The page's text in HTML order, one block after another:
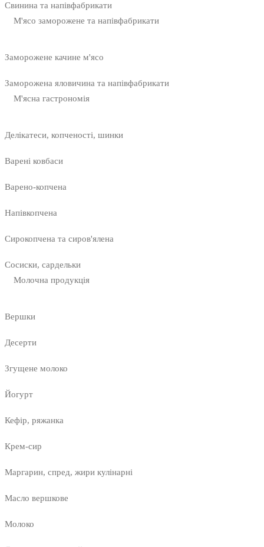
Свинина та напівфабрикати
М'ясо заморожене та напівфабрикати
Заморожене качине м'ясо
Заморожена яловичина та напівфабрикати
М'ясна гастрономія
Делікатеси, копченості, шинки
Варені ковбаси
Варено-копчена
Напівкопчена
Сирокопчена та сиров'ялена
Сосиски, сардельки
Молочна продукція
Вершки
Десерти
Згущене молоко
Йогурт
Кефір, ряжанка
Крем-сир
Маргарин, спред, жири кулінарні
Масло вершкове
Молоко